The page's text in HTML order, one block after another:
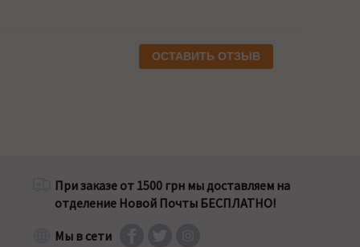
ОСТАВИТЬ ОТЗЫВ
При заказе от 1500 грн мы доставляем на
отделение Новой Почты БЕСПЛАТНО!
Мы в сети